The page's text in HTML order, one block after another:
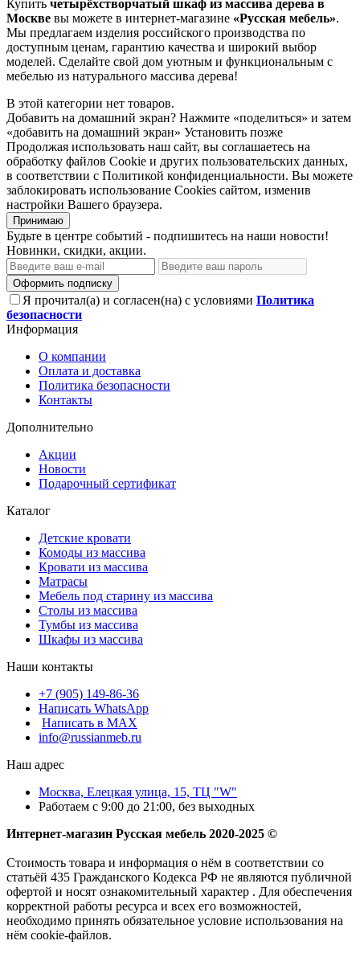
Купить четырёхстворчатый шкаф из массива дерева в
Москве вы можете в интернет-магазине «Русская мебель».
Мы предлагаем изделия российского производства по
доступным ценам, гарантию качества и широкий выбор
моделей. Сделайте свой дом уютным и функциональным с
мебелью из натурального массива дерева!
В этой категории нет товаров.
Добавить на домашний экран? Нажмите «поделиться» и затем
«добавить на домашний экран» Установить позже
Продолжая использовать наш сайт, вы соглашаетесь на
обработку файлов Сookie и других пользовательских данных,
в соответствии с Политикой конфиденциальности. Вы можете
заблокировать использование Cookies сайтом, изменив
настройки Вашего браузера.
Принимаю
Будьте в центре событий - подпишитесь на наши новости!
Новинки, скидки, акции.
Оформить подписку
Я прочитал(а) и согласен(на) с условиями Политика
безопасности
Информация
О компании
Оплата и доставка
Политика безопасности
Контакты
Дополнительно
Акции
Новости
Подарочный сертификат
Каталог
Детские кровати
Комоды из массива
Кровати из массива
Матрасы
Мебель под старину из массива
Столы из массива
Тумбы из массива
Шкафы из массива
Наши контакты
+7 (905) 149-86-36
Написать WhatsApp
Написать в MAX
info@russianmeb.ru
Наш адрес
Москва, Елецкая улица, 15, ТЦ "W"
Работаем с 9:00 до 21:00, без выходных
Интернет-магазин Русская мебель 2020-2025 ©
Стоимость товара и информация о нём в соответствии со
статьёй 435 Гражданского Кодекса РФ не являются публичной
офертой и носят ознакомительный характер . Для обеспечения
корректной работы ресурса и всех его возможностей,
необходимо принять обязательное условие использования на
нём сookie-файлов.